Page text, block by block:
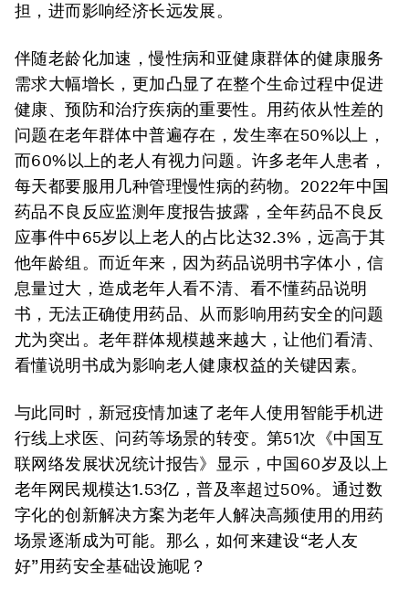
担，进而影响经济长远发展。
伴随老龄化加速，慢性病和亚健康群体的健康服务
需求大幅增长，更加凸显了在整个生命过程中促进
健康、预防和治疗疾病的重要性。用药依从性差的
问题在老年群体中普遍存在，发生率在50%以上，
而60%以上的老人有视力问题。许多老年人患者，
每天都要服用几种管理慢性病的药物。2022年中国
药品不良反应监测年度报告披露，全年药品不良反
应事件中65岁以上老人的占比达32.3%，远高于其
他年龄组。而近年来，因为药品说明书字体小，信
息量过大，造成老年人看不清、看不懂药品说明
书，无法正确使用药品、从而影响用药安全的问题
尤为突出。老年群体规模越来越大，让他们看清、
看懂说明书成为影响老人健康权益的关键因素。
与此同时，新冠疫情加速了老年人使用智能手机进
行线上求医、问药等场景的转变。第51次《中国互
联网络发展状况统计报告》显示，中国60岁及以上
老年网民规模达1.53亿，普及率超过50%。通过数
字化的创新解决方案为老年人解决高频使用的用药
场景逐渐成为可能。那么，如何来建设“老人友
好”用药安全基础设施呢？